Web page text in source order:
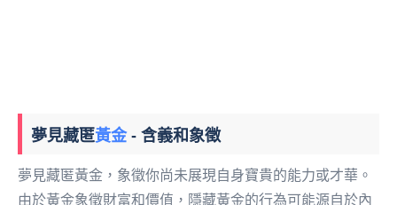
夢見藏匿黃金- 含義和象徵
夢見藏匿黃金，象徵你尚未展現自身寶貴的能力或才華。
由於黃金象徵財富和價值，隱藏黃金的行為可能源自於內